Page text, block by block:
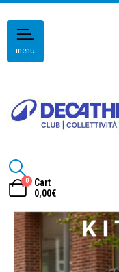
menu
0
Cart
0,00€